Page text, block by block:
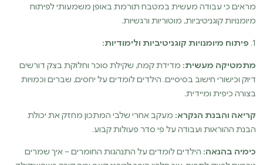
מראים כי עבודה מעשית במטבח תורמת באופן משמעותי לפיתוח
מיומנויות קוגניטיביות, מוטוריות ורגשיות.
1. פיתוח מיומנויות קוגניטיביות ולימודיות:
מתמטיקה מעשית: מדידת קמח, שקילת סוכר וחלוקת בצק דורשים
דיוק וכישורי חישוב בסיסיים. הילדים לומדים על יחסים, שברים וכמויות
בצורה כיפית ומיידית.
קריאה והבנת הנקרא: מעקב אחרי שלבי המתכון מחזק את יכולת
הבנת ההוראות ועבודה על פי סדר פעולות קבוע.
כימיה בהנאה: הילדים לומדים על התנהגות החומרים – איך שמרים